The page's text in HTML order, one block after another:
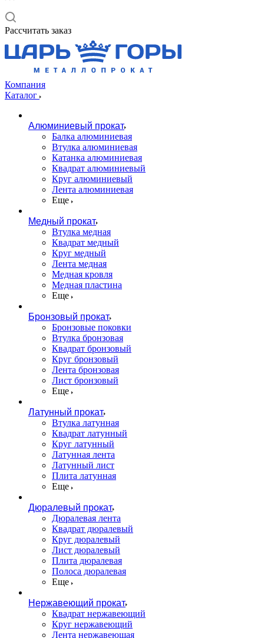
Рассчитать заказ
Компания
Каталог
Алюминиевый прокат
Балка алюминиевая
Втулка алюминиевая
Катанка алюминиевая
Квадрат алюминиевый
Круг алюминиевый
Лента алюминиевая
Еще
Медный прокат
Втулка медная
Квадрат медный
Круг медный
Лента медная
Медная кровля
Медная пластина
Еще
Бронзовый прокат
Бронзовые поковки
Втулка бронзовая
Квадрат бронзовый
Круг бронзовый
Лента бронзовая
Лист бронзовый
Еще
Латунный прокат
Втулка латунная
Квадрат латунный
Круг латунный
Латунная лента
Латунный лист
Плита латунная
Еще
Дюралевый прокат
Дюралевая лента
Квадрат дюралевый
Круг дюралевый
Лист дюралевый
Плита дюралевая
Полоса дюралевая
Еще
Нержавеющий прокат
Квадрат нержавеющий
Круг нержавеющий
Лента нержавеющая